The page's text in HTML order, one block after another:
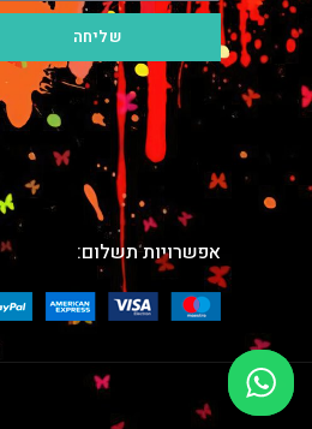
שליחה
אפשרויות תשלום: